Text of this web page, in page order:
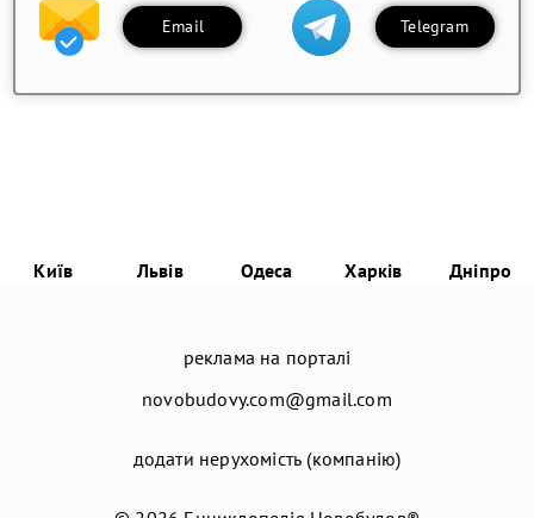
Email Telegram
Київ Львів Одеса Харків Дніпро
реклама на порталі
novobudovy.com@gmail.com
додати нерухомість (компанію)